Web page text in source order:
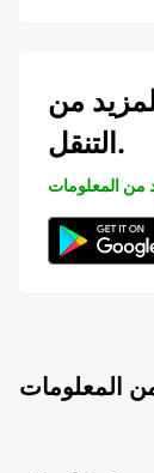
من
التنقل.
من المعلومات
المعلومات